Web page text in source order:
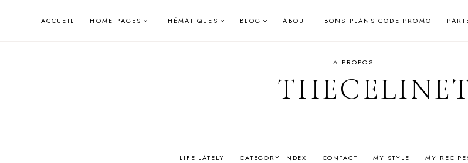
ACCUEIL HOME PAGES THÉMATIQUES BLOG ABOUT BONS PLANS CODE PROMO
A PROPOS
LIFE LATELY CATEGORY INDEX CONTACT MY STYLE MY